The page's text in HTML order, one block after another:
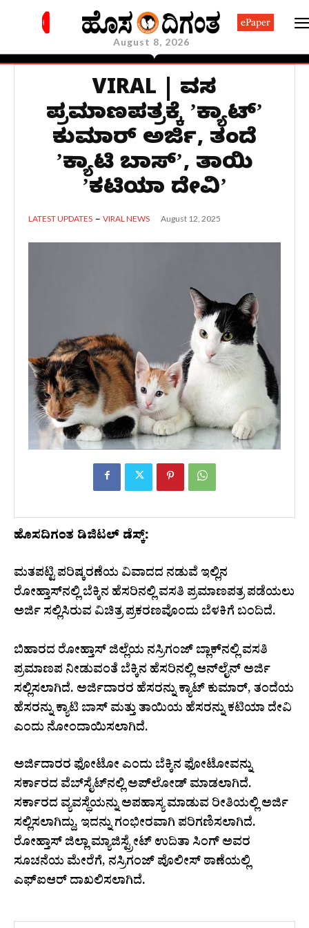
August 8, 2026
ePaper
VIRAL | ವಸತಿ
ಪ್ರಮಾಣಪತ್ರಕ್ಕೆ ʼಕ್ಯಾಟ್‌ʼ
ಕುಮಾರ್‌ ಅರ್ಜಿ, ತಂದೆ
ʼಕ್ಯಾಟಿ ಬಾಸ್ʼ, ತಾಯಿ
ʼಕಟಿಯಾ ದೇವಿʼ
LATEST UPDATES VIRAL NEWS August 12, 2025
ಹೊಸದಿಗಂತ ಡಿಜಿಟಲ್‌ ಡೆಸ್ಕ್‌:
ಮತಪಟ್ಟಿ ಪರಿಷ್ಕರಣೆಯ ವಿವಾದದ ನಡುವೆ ಇಲ್ಲಿನ
ರೋಹ್ತಾಸ್‌ನಲ್ಲಿ ಬೆಕ್ಕಿನ ಹೆಸರಿನಲ್ಲಿ ವಸತಿ ಪ್ರಮಾಣಪತ್ರ ಪಡೆಯಲು
ಅರ್ಜಿ ಸಲ್ಲಿಸಿರುವ ವಿಚಿತ್ರ ಪ್ರಕರಣವೊಂದು ಬೆಳಕಿಗೆ ಬಂದಿದೆ.
ಬಿಹಾರದ ರೋಹ್ತಾಸ್ ಜಿಲ್ಲೆಯ ನಸ್ರಿಗಂಜ್ ಬ್ಲಾಕ್‌ನಲ್ಲಿ ವಸತಿ
ಪ್ರಮಾಣಪ ನೀಡುವಂತೆ ಬೆಕ್ಕಿನ ಹೆಸರಿನಲ್ಲಿ ಆನ್‌ಲೈನ್ ಅರ್ಜಿ
ಸಲ್ಲಿಸಲಾಗಿದೆ. ಅರ್ಜಿದಾರರ ಹೆಸರನ್ನು ಕ್ಯಾಟ್ ಕುಮಾರ್, ತಂದೆಯ
ಹೆಸರನ್ನು ಕ್ಯಾಟಿ ಬಾಸ್ ಮತ್ತು ತಾಯಿಯ ಹೆಸರನ್ನು ಕಟಿಯಾ ದೇವಿ
ಎಂದು ನೋಂದಾಯಿಸಲಾಗಿದೆ.
ಅರ್ಜಿದಾರರ ಫೋಟೋ ಎಂದು ಬೆಕ್ಕಿನ ಫೋಟೋವನ್ನು
ಸರ್ಕಾರದ ವೆಬ್​ಸೈಟ್​ನಲ್ಲಿ ಅಪ್‌ಲೋಡ್ ಮಾಡಲಾಗಿದೆ.
ಸರ್ಕಾರದ ವ್ಯವಸ್ಥೆಯನ್ನು ಅಪಹಾಸ್ಯ ಮಾಡುವ ರೀತಿಯಲ್ಲಿ ಅರ್ಜಿ
ಸಲ್ಲಿಸಲಾಗಿದ್ದು, ಇದನ್ನು ಗಂಭೀರವಾಗಿ ಪರಿಗಣಿಸಲಾಗಿದೆ.
ರೋಹ್ತಾಸ್ ಜಿಲ್ಲಾ ಮ್ಯಾಜಿಸ್ಟ್ರೇಟ್ ಉದಿತಾ ಸಿಂಗ್ ಅವರ
ಸೂಚನೆಯ ಮೇರೆಗೆ, ನಸ್ರಿಗಂಜ್ ಪೊಲೀಸ್ ಠಾಣೆಯಲ್ಲಿ
ಎಫ್‌ಐಆರ್ ದಾಖಲಿಸಲಾಗಿದೆ.